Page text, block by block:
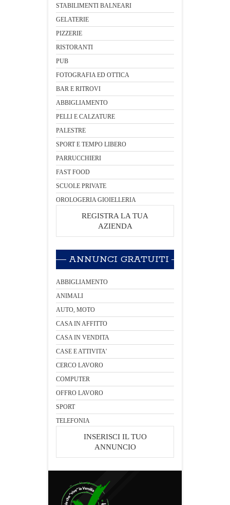
STABILIMENTI BALNEARI
GELATERIE
PIZZERIE
RISTORANTI
PUB
FOTOGRAFIA ED OTTICA
BAR E RITROVI
ABBIGLIAMENTO
PELLI E CALZATURE
PALESTRE
SPORT E TEMPO LIBERO
PARRUCCHIERI
FAST FOOD
SCUOLE PRIVATE
OROLOGERIA GIOIELLERIA
REGISTRA LA TUA
AZIENDA
ANNUNCI GRATUITI
ABBIGLIAMENTO
ANIMALI
AUTO, MOTO
CASA IN AFFITTO
CASA IN VENDITA
CASE E ATTIVITA'
CERCO LAVORO
COMPUTER
OFFRO LAVORO
SPORT
TELEFONIA
INSERISCI IL TUO
ANNUNCIO